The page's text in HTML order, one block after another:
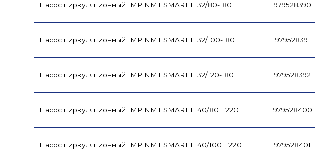
Насос циркуляционный IMP NMT SMART II 32/80-180 979528390
Насос циркуляционный IMP NMT SMART II 32/100-180 979528391
Насос циркуляционный IMP NMT SMART II 32/120-180 979528392
Насос циркуляционный IMP NMT SMART II 40/80 F220 979528400
Насос циркуляционный IMP NMT SMART II 40/100 F220 979528401